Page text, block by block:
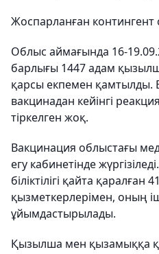
Жоспарланған контингент
Облыс аймағында 16-
барлығы 1447 адам
қарсы екпемен қамтылды.
вакцинадан кейінгі
тіркелген жоқ.
Вакцинация облыстағы
егу кабинетінде
біліктілігі қайта қаралған
қызметкерлерімен, оның
ұйымдастырылады.
Қызылша мен қызамыққа